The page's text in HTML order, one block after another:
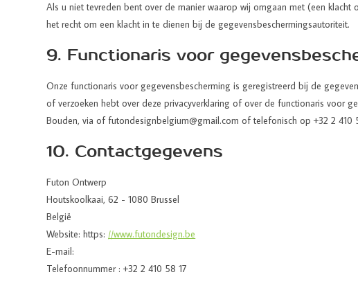
Als u niet tevreden bent over de manier waarop wij omgaan met (een klacht
het recht om een klacht in te dienen bij de gegevensbeschermingsautoriteit.
9. Functionaris voor
Onze functionaris voor gegevensbescherming is geregistreerd bij de
of verzoeken hebt over deze privacyverklaring of over de functionaris voor
Bouden, via of futondesignbelgium@gmail.com of telefonisch op +32 2 410
10. Contactgegevens
Futon Ontwerp
Houtskoolkaai, 62 - 1080 Brussel
België
Website: https: //www.futondesign.be
E-mail:
Telefoonnummer : +32 2 410 58 17